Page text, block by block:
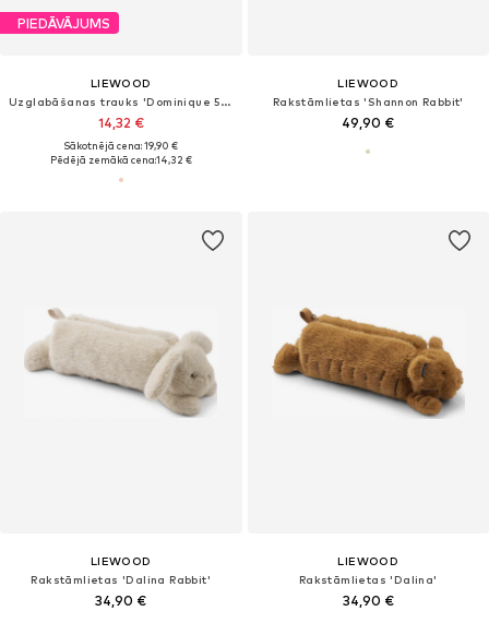
PIEDĀVĀJUMS
LIEWOOD
Uzglabāšanas trauks 'Dominique 500ml'
14,32 €
Sākotnējā cena: 19,90 €
Pēdējā zemākā cena:14,32 €
LIEWOOD
Rakstāmlietas 'Shannon Rabbit'
49,90 €
LIEWOOD
Rakstāmlietas 'Dalina Rabbit'
34,90 €
LIEWOOD
Rakstāmlietas 'Dalina'
34,90 €